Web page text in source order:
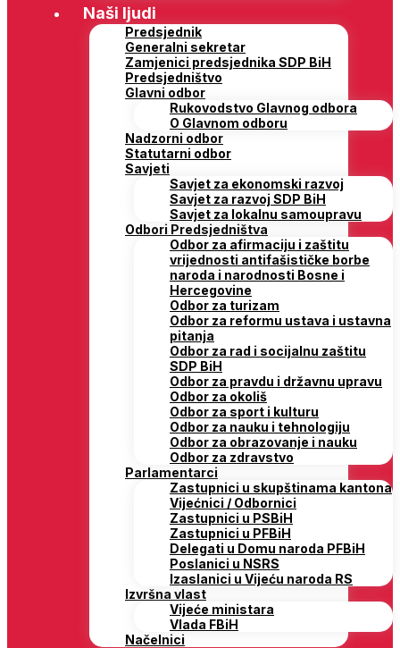
Naši ljudi
Predsjednik
Generalni sekretar
Zamjenici predsjednika SDP BiH
Predsjedništvo
Glavni odbor
Rukovodstvo Glavnog odbora
O Glavnom odboru
Nadzorni odbor
Statutarni odbor
Savjeti
Savjet za ekonomski razvoj
Savjet za razvoj SDP BiH
Savjet za lokalnu samoupravu
Odbori Predsjedništva
Odbor za afirmaciju i zaštitu
vrijednosti antifašističke borbe
naroda i narodnosti Bosne i
Hercegovine
Odbor za turizam
Odbor za reformu ustava i ustavna
pitanja
Odbor za rad i socijalnu zaštitu
SDP BiH
Odbor za pravdu i državnu upravu
Odbor za okoliš
Odbor za sport i kulturu
Odbor za nauku i tehnologiju
Odbor za obrazovanje i nauku
Odbor za zdravstvo
Parlamentarci
Zastupnici u skupštinama kantona
Vijećnici / Odbornici
Zastupnici u PSBiH
Zastupnici u PFBiH
Delegati u Domu naroda PFBiH
Poslanici u NSRS
Izaslanici u Vijeću naroda RS
Izvršna vlast
Vijeće ministara
Vlada FBiH
Načelnici